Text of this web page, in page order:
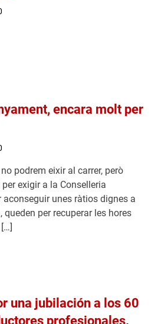
encara molt per
podrem eixir al carrer, però
exigir a la Conselleria
aconseguir unes ràtios dignes a
per recuperar les hores
una jubilación a los 60
profesionales.